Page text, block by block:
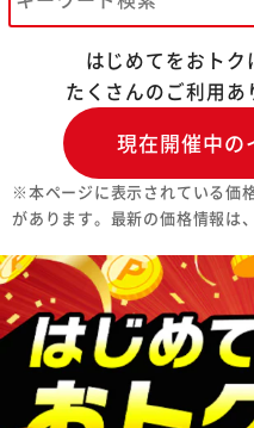
はじめてをおトク
たくさんのご利用あ
現在開催中の
※本ページに表示されている価
があります。最新の価格情報は
※ご確認ください
カートに入れる